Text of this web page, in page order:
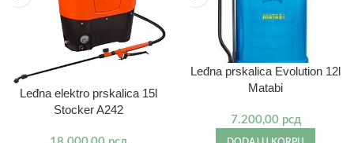
Leđna elektro prskalica 15l
Stocker A242
Leđna prskalica Evolution 12l
Matabi
7.200,00 рсд